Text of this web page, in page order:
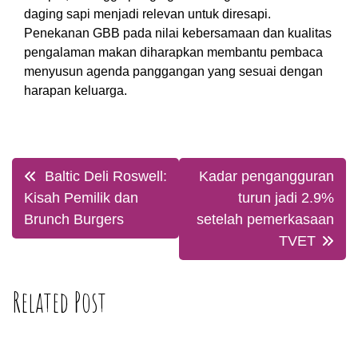
daging sapi menjadi relevan untuk diresapi.
Penekanan GBB pada nilai kebersamaan dan kualitas
pengalaman makan diharapkan membantu pembaca
menyusun agenda panggangan yang sesuai dengan
harapan keluarga.
Post
navigation
Baltic Deli Roswell:
Kisah Pemilik dan
Brunch Burgers
Kadar pengangguran
turun jadi 2.9%
setelah pemerkasaan
TVET
Related Post